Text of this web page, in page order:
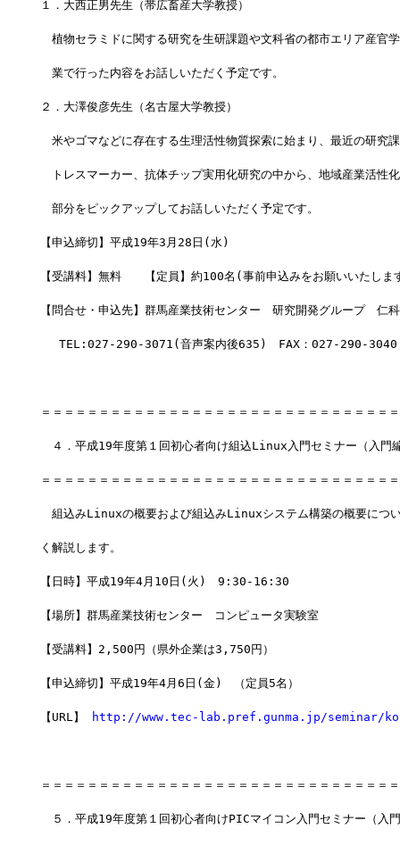
１．大西正男先生（帯広畜産大学教授）
植物セラミドに関する研究を生研課題や文科省の都市エリア産官
業で行った内容をお話しいただく予定です。
２．大澤俊彦先生（名古屋大学教授）
米やゴマなどに存在する生理活性物質探索に始まり、最近の研究
トレスマーカー、抗体チップ実用化研究の中から、地域産業活性
部分をピックアップしてお話しいただく予定です。
【申込締切】平成19年3月28日(水)
【受講料】無料　　【定員】約100名(事前申込みをお願いいたし
【問合せ・申込先】群馬産業技術センター　研究開発グループ　仁
TEL:027-290-3071(音声案内後635)　FAX：027-290-3040
＝＝＝＝＝＝＝＝＝＝＝＝＝＝＝＝＝＝＝＝＝＝＝＝＝＝＝＝＝＝
４．平成19年度第１回初心者向け組込Linux入門セミナー（入門
＝＝＝＝＝＝＝＝＝＝＝＝＝＝＝＝＝＝＝＝＝＝＝＝＝＝＝＝＝＝
組込みLinuxの概要および組込みLinuxシステム構築の概要につ
く解説します。
【日時】平成19年4月10日(火)　9:30-16:30
【場所】群馬産業技術センター　コンピュータ実験室
【受講料】2,500円（県外企業は3,750円）
【申込締切】平成19年4月6日(金)　（定員5名）
【URL】 http://www.tec-lab.pref.gunma.jp/seminar/
＝＝＝＝＝＝＝＝＝＝＝＝＝＝＝＝＝＝＝＝＝＝＝＝＝＝＝＝＝＝
５．平成19年度第１回初心者向けPICマイコン入門セミナー（入